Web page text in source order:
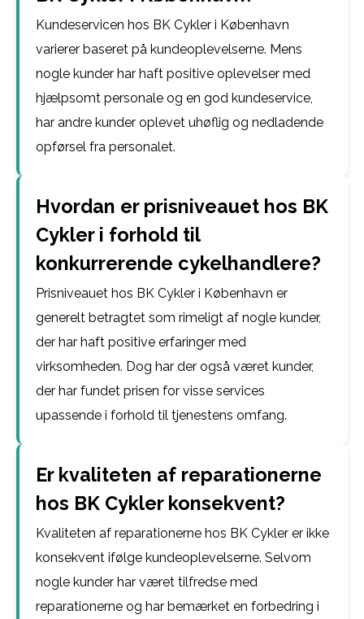
Kundeservicen hos BK Cykler i København
varierer baseret på kundeoplevelserne. Mens
nogle kunder har haft positive oplevelser med
hjælpsomt personale og en god kundeservice,
har andre kunder oplevet uhøflig og nedladende
opførsel fra personalet.
Hvordan er prisniveauet hos BK
Cykler i forhold til
konkurrerende cykelhandlere?
Prisniveauet hos BK Cykler i København er
generelt betragtet som rimeligt af nogle kunder,
der har haft positive erfaringer med
virksomheden. Dog har der også været kunder,
der har fundet prisen for visse services
upassende i forhold til tjenestens omfang.
Er kvaliteten af reparationerne
hos BK Cykler konsekvent?
Kvaliteten af reparationerne hos BK Cykler er ikke
konsekvent ifølge kundeoplevelserne. Selvom
nogle kunder har været tilfredse med
reparationerne og har bemærket en forbedring i